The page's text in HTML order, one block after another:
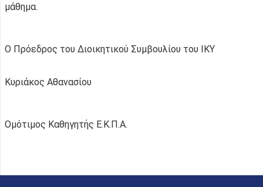
μάθημα.
Ο Πρόεδρος του Διοικητικού Συμβουλίου του ΙΚΥ
Κυριάκος Αθανασίου
Ομότιμος Καθηγητής Ε.Κ.Π.Α.